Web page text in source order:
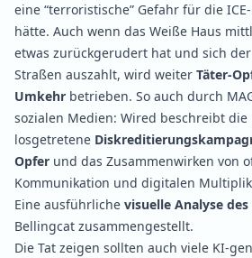
eine “terroristische” Gefahr für die
hätte. Auch wenn das Weiße Haus
etwas zurückgerudert hat und sich
Straßen auszahlt, wird weiter Täter-
Umkehr betrieben. So auch durch
sozialen Medien: Wired beschreibt die
losgetretene
Opfer und das Zusammenwirken von
Kommunikation und digitalen
Eine ausführliche visuelle Analyse
Bellingcat zusammengestellt.
Die Tat zeigen sollten auch viele KI-